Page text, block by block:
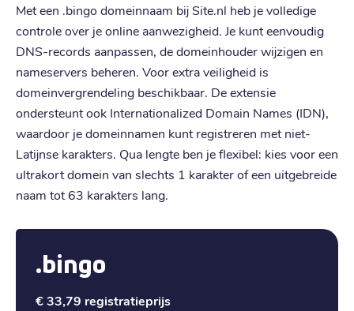
Met een .bingo domeinnaam bij Site.nl heb je volledige
controle over je online aanwezigheid. Je kunt eenvoudig
DNS-records aanpassen, de domeinhouder wijzigen en
nameservers beheren. Voor extra veiligheid is
domeinvergrendeling beschikbaar. De extensie
ondersteunt ook Internationalized Domain Names (IDN),
waardoor je domeinnamen kunt registreren met niet-
Latijnse karakters. Qua lengte ben je flexibel: kies voor een
ultrakort domein van slechts 1 karakter of een uitgebreide
naam tot 63 karakters lang.
.bingo
€ 33,79 registratieprijs